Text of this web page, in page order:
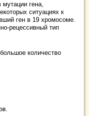
мутации гена,
ситуациях к
ген в 19 хромосоме.
рецессивный тип
количество